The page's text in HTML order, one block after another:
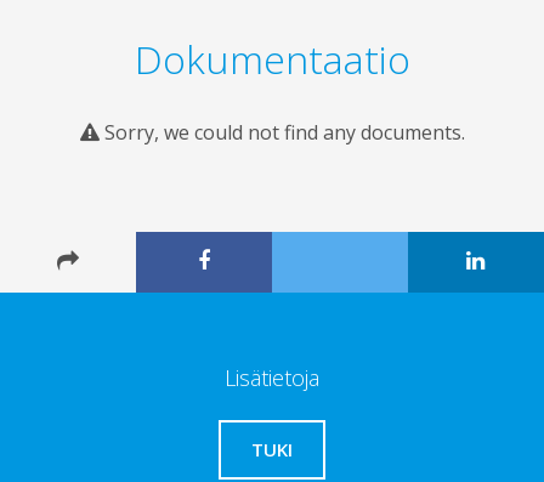
Dokumentaatio
Sorry, we could not find any documents.
Lisätietoja
TUKI